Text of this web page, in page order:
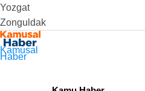
Yozgat
Zonguldak
Kamusal
Haber